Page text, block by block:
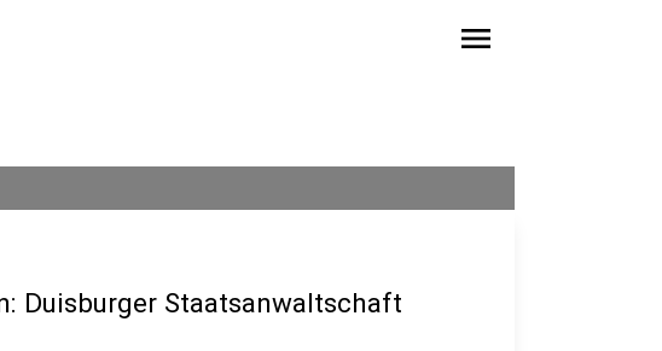
menu
Duisburger Staatsanwaltschaft